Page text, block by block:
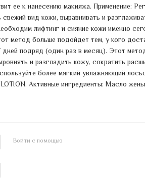
ее к нанесению макияжа. Применение:
вид кожи, выравнивать и
лифтинг и сияние кожи именно
метод больше подойдет тем, у кого
подряд (один раз в месяц). Этот
и разгладить кожу, сократить
более мягкий увлажняющий
Активные ингредиенты: Масло
Войти с помощью